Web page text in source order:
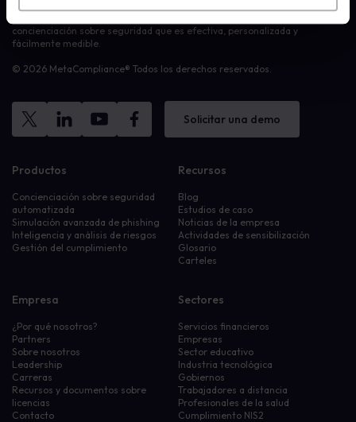
concienciación sobre seguridad que es efectiva, personalizada y
fácilmente medible.
© 2026 MetaCompliance® Todos los derechos reservados.
Solicitar una demo
Productos
Concienciación sobre seguridad
automatizada
Simulación avanzada de phishing
Inteligencia y análisis de riesgos
Gestión del cumplimiento
Recursos
Blog
Estudios de caso
Noticias de la empresa
Actividades de sensibilización
Glosario
Carteles
Empresa
¿Por qué nosotros?
Partners
Sobre nosotros
Leadership
Carreras
Recursos y documentos sobre
licencias
Contacto
Sectores
Servicios financieros
Empresas
Sector educativo
Industria tecnológica
Gobiernos
Trabajadores a distancia
Profesionales de la salud
Cumplimiento NIS2